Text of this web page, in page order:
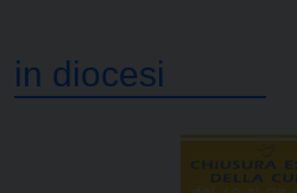
in diocesi